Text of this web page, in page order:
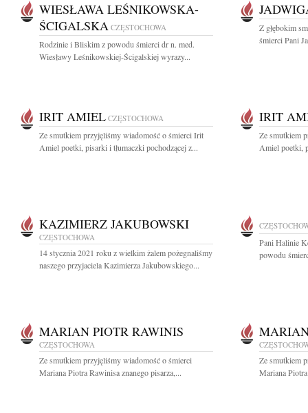
WIESŁAWA LEŚNIKOWSKA-
ŚCIGALSKA CZĘSTOCHOWA
Rodzinie i Bliskim z powodu śmierci dr n. med.
Wiesławy Leśnikowskiej-Ścigalskiej wyrazy...
Z głębokim
śmierci Pani
IRIT AMIEL CZĘSTOCHOWA
Ze smutkiem przyjęliśmy wiadomość o śmierci Irit
Amiel poetki, pisarki i tłumaczki pochodzącej z...
IRIT
Ze smutkiem
Amiel poetki,
KAZIMIERZ JAKUBOWSKI
CZĘSTOCHOWA
14 stycznia 2021 roku z wielkim żalem pożegnaliśmy
naszego przyjaciela Kazimierza Jakubowskiego...
Pani Halinie
powodu
MARIAN PIOTR RAWINIS
CZĘSTOCHOWA
Ze smutkiem przyjęliśmy wiadomość o śmierci
Mariana Piotra Rawinisa znanego pisarza,...
Ze smutkiem
Mariana